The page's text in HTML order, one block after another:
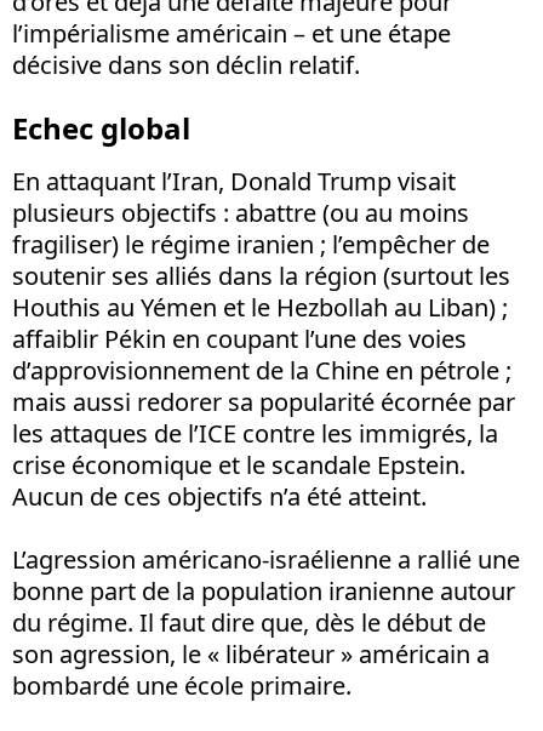
l’impérialisme américain – et une étape
décisive dans son déclin relatif.
Echec global
En attaquant l’Iran, Donald Trump visait
plusieurs objectifs : abattre (ou au moins
fragiliser) le régime iranien ; l’empêcher de
soutenir ses alliés dans la région (surtout les
Houthis au Yémen et le Hezbollah au Liban) ;
affaiblir Pékin en coupant l’une des voies
d’approvisionnement de la Chine en pétrole ;
mais aussi redorer sa popularité écornée par
les attaques de l’ICE contre les immigrés, la
crise économique et le scandale Epstein.
Aucun de ces objectifs n’a été atteint.
L’agression américano-israélienne a rallié une
bonne part de la population iranienne autour
du régime. Il faut dire que, dès le début de
son agression, le « libérateur » américain a
bombardé une école primaire.